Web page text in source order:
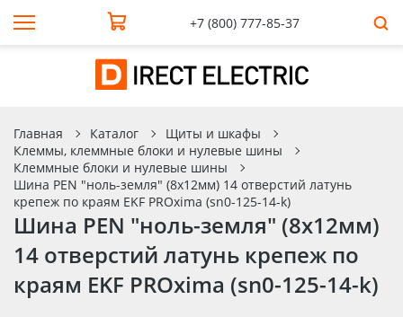
+7 (800) 777-85-37
Главная Каталог
Щиты и шкафы
Клеммы, клеммные блоки и нулевые шины
Клеммные блоки и нулевые шины
Шина PEN "ноль-земля" (8х12мм) 14 отверстий латунь
крепеж по краям EKF PROxima (sn0-125-14-k)
Шина PEN "ноль-земля" (8х12мм)
14 отверстий латунь крепеж по
краям EKF PROxima (sn0-125-14-k)